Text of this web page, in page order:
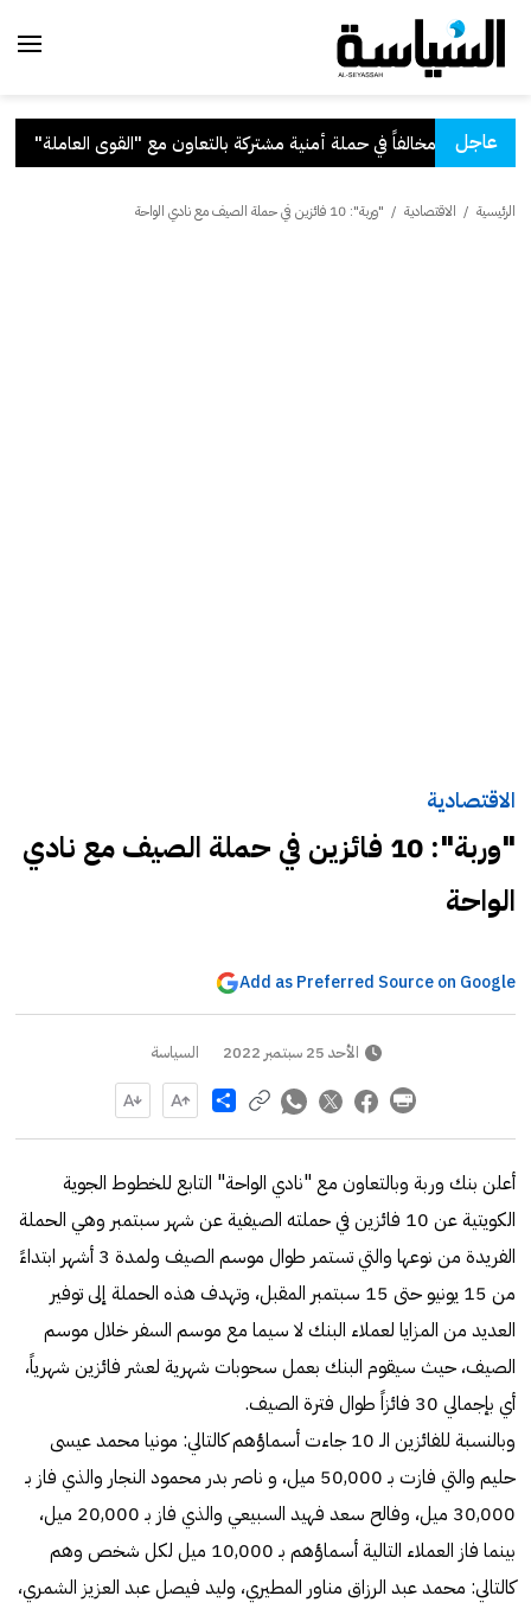
عاجلمع "القوى العاملة"
الرئيسية / الاقتصادية / "وربة": 10 فائزين في حملة الصيف مع نادي الواحة
الاقتصادية
"وربة": 10 فائزين في حملة الصيف مع نادي
الواحة
Add as Preferred Source on Google
الأحد 25 سبتمبر 2022 السياسة
Share
أعلن بنك وربة وبالتعاون مع "نادي الواحة" التابع للخطوط الجوية
الكويتية عن 10 فائزين في حملته الصيفية عن شهر سبتمبر وهي الحملة
الفريدة من نوعها والتي تستمر طوال موسم الصيف ولمدة 3 أشهر ابتداءً
من 15 يونيو حتى 15 سبتمبر المقبل، وتهدف هذه الحملة إلى توفير
العديد من المزايا لعملاء البنك لا سيما مع موسم السفر خلال موسم
الصيف، حيث سيقوم البنك بعمل سحوبات شهرية لعشر فائزين شهرياً،
أي بإجمالي 30 فائزاً طوال فترة الصيف.
وبالنسبة للفائزين الـ 10 جاءت أسماؤهم كالتالي: مونيا محمد عيسى
حليم والتي فازت بـ 50,000 ميل، و ناصر بدر محمود النجار والذي فاز بـ
30,000 ميل، وفالح سعد فهيد السبيعي والذي فاز بـ 20,000 ميل،
بينما فاز العملاء التالية أسماؤهم بـ 10,000 ميل لكل شخص وهم
كالتالي: محمد عبد الرزاق مناور المطيري، وليد فيصل عبد العزيز الشمري،